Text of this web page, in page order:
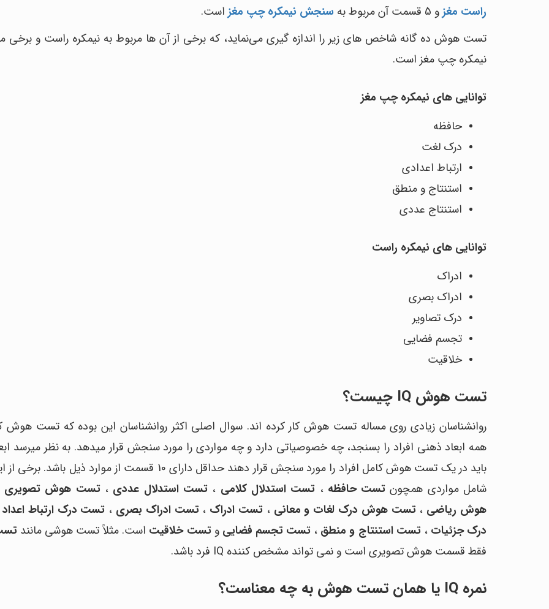
راست مغزو 5 قسمت آن مربوط به سنجش نیمکره چپ مغز است.
تست هوش ده گانه شاخص های زیر را اندازه گیری می‌نماید، که برخی از آن ها مربوط به نیمکره راست و برخی
نیمکره چپ مغز است.
توانایی های نیمکره چپ مغز
حافظه
درک لغت
ارتباط اعدادی
استنتاج و منطق
استنتاج عددی
توانایی های نیمکره راست
ادراک
ادراک بصری
درک تصاویر
تجسم فضایی
خلاقیت
تست هوش IQ چیست؟
روانشناسان زیادی روی مساله تست هوش کار کرده اند. سوال اصلی اکثر روانشناسان این بوده که تست هوش
همه ابعاد ذهنی افراد را بسنجد، چه خصوصیاتی دارد و چه مواردی را مورد سنجش قرار میدهد. به نظر میرسد
باید در یک تست هوش کامل افراد را مورد سنجش قرار دهند حداقل دارای 10 قسمت از موارد ذیل
شامل مواردی همچون تست حافظه ، تست استدلال کلامی ، تست استدلال عددی ،تست هوش تصویری
هوش ریاضی ،تست هوش درک لغات و معانی ، تست ادراک ،تست ادراک بصری ، تست درک ارتباط اعداد
درک جزئیات ،تست استنتاج و منطق ، تست تجسم فضایی وتست خلاقیت است. مثلاً تست هوشی مانند
فقط قسمت هوش تصویری است و نمی تواند مشخص کننده IQ فرد باشد.
نمره IQ یا همان تست هوش به چه معناست؟